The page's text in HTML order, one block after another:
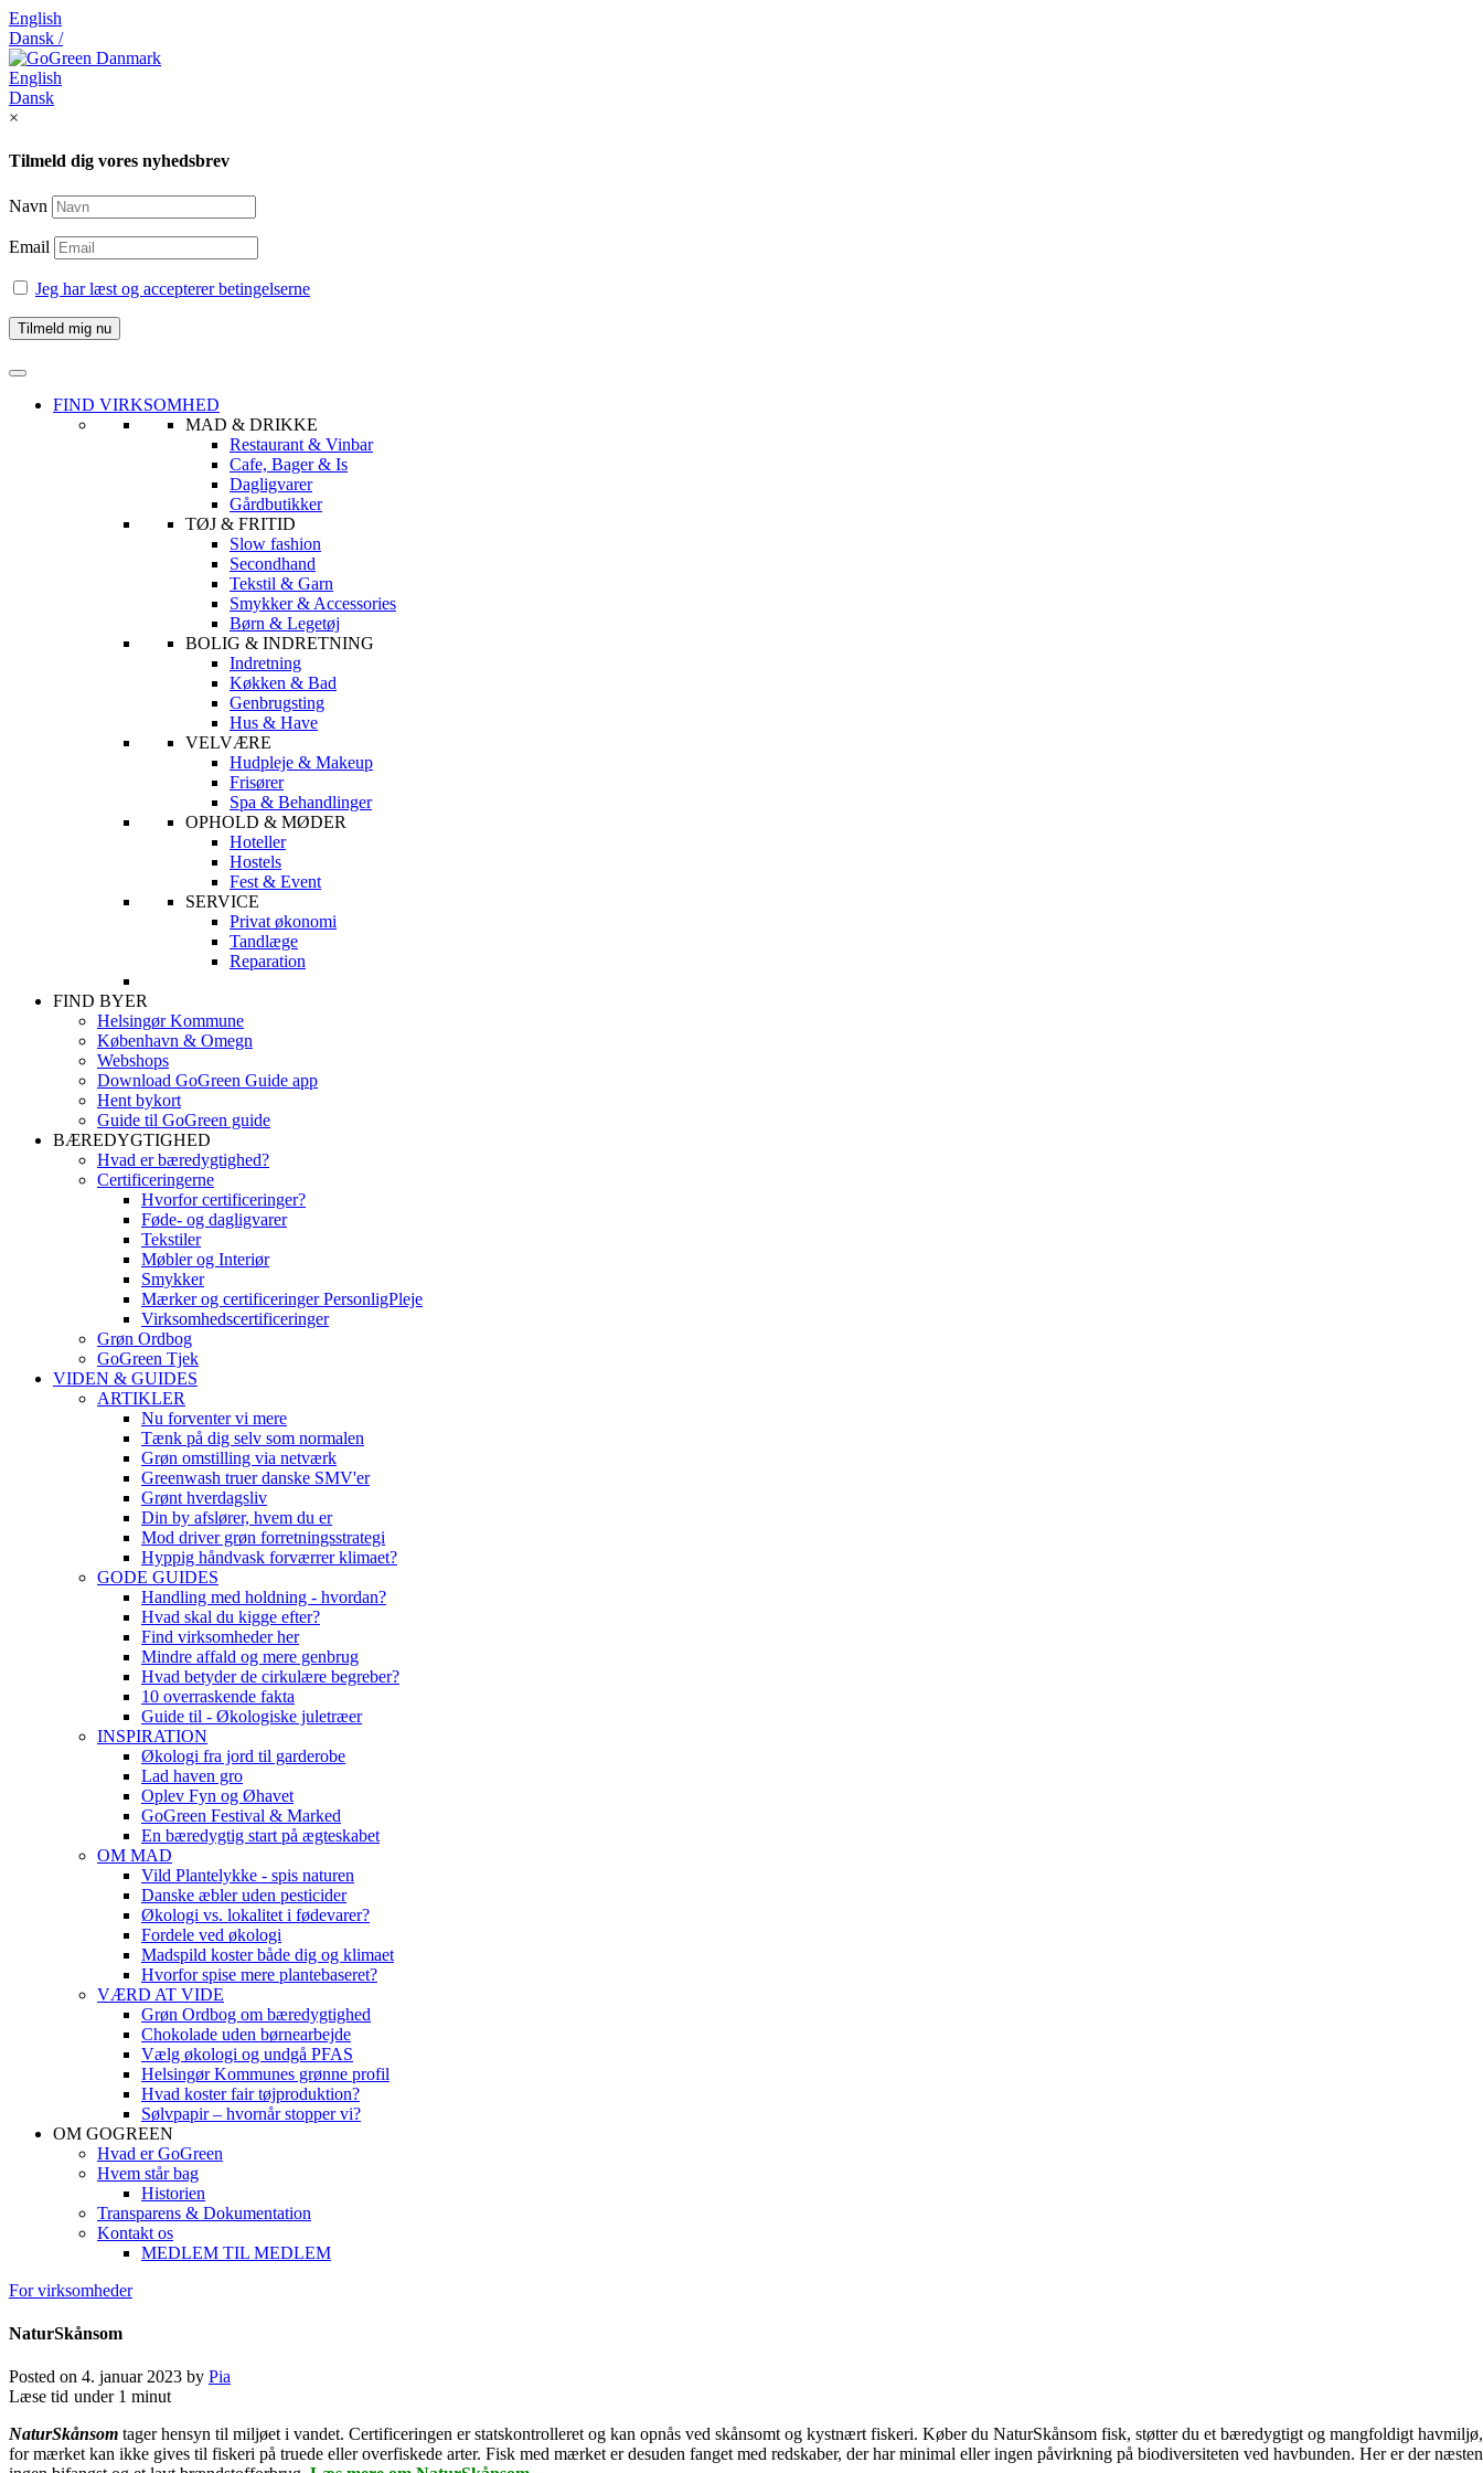
English
Dansk /
English
Dansk
×
Tilmeld dig vores nyhedsbrev
Navn
Email
Jeg har læst og accepterer betingelserne
FIND VIRKSOMHED
MAD & DRIKKE
Restaurant & Vinbar
Cafe, Bager & Is
Dagligvarer
Gårdbutikker
TØJ & FRITID
Slow fashion
Secondhand
Tekstil & Garn
Smykker & Accessories
Børn & Legetøj
BOLIG & INDRETNING
Indretning
Køkken & Bad
Genbrugsting
Hus & Have
VELVÆRE
Hudpleje & Makeup
Frisører
Spa & Behandlinger
OPHOLD & MØDER
Hoteller
Hostels
Fest & Event
SERVICE
Privat økonomi
Tandlæge
Reparation
FIND BYER
Helsingør Kommune
København & Omegn
Webshops
Download GoGreen Guide app
Hent bykort
Guide til GoGreen guide
BÆREDYGTIGHED
Hvad er bæredygtighed?
Certificeringerne
Hvorfor certificeringer?
Føde- og dagligvarer
Tekstiler
Møbler og Interiør
Smykker
Mærker og certificeringer PersonligPleje
Virksomhedscertificeringer
Grøn Ordbog
GoGreen Tjek
VIDEN & GUIDES
ARTIKLER
Nu forventer vi mere
Tænk på dig selv som normalen
Grøn omstilling via netværk
Greenwash truer danske SMV'er
Grønt hverdagsliv
Din by afslører, hvem du er
Mod driver grøn forretningsstrategi
Hyppig håndvask forværrer klimaet?
GODE GUIDES
Handling med holdning - hvordan?
Hvad skal du kigge efter?
Find virksomheder her
Mindre affald og mere genbrug
Hvad betyder de cirkulære begreber?
10 overraskende fakta
Guide til - Økologiske juletræer
INSPIRATION
Økologi fra jord til garderobe
Lad haven gro
Oplev Fyn og Øhavet
GoGreen Festival & Marked
En bæredygtig start på ægteskabet
OM MAD
Vild Plantelykke - spis naturen
Danske æbler uden pesticider
Økologi vs. lokalitet i fødevarer?
Fordele ved økologi
Madspild koster både dig og klimaet
Hvorfor spise mere plantebaseret?
VÆRD AT VIDE
Grøn Ordbog om bæredygtighed
Chokolade uden børnearbejde
Vælg økologi og undgå PFAS
Helsingør Kommunes grønne profil
Hvad koster fair tøjproduktion?
Sølvpapir – hvornår stopper vi?
OM GOGREEN
Hvad er GoGreen
Hvem står bag
Historien
Transparens & Dokumentation
Kontakt os
MEDLEM TIL MEDLEM
For virksomheder
NaturSkånsom
Posted on 4. januar 2023 by Pia
Læse tid under 1 minut
NaturSkånsom tager hensyn til miljøet i vandet. Certificeringen er statskontrolleret og kan opnås ved skånsomt og kystnært fiskeri. Køber du NaturSkånsom fisk, støtter du et bæredygtigt og mangfoldigt havmiljø,
for mærket kan ikke gives til fiskeri på truede eller overfiskede arter. Fisk med mærket er desuden fanget med redskaber, der har minimal eller ingen påvirkning på biodiversiteten ved havbunden. Her er der næsten